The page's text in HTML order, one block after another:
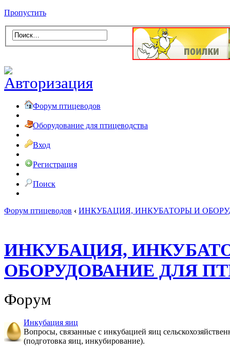
Пропустить
Форум птицеводов
Оборудование для птицеводства
Вход
Регистрация
Поиск
Форум птицеводов ‹ ИНКУБАЦИЯ, ИНКУБАТОРЫ И
ИНКУБАЦИЯ,
ОБОРУДОВАНИЕ ДЛЯ
Форум
Инкубация яиц
Вопросы, связанные с инкубацией яиц
(подготовка яиц, инкубирование).